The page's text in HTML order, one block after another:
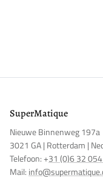
SuperMatique
Nieuwe Binnenweg 197a
3021 GA | Rotterdam |
Telefoon: +31 (0)6 32
Mail: